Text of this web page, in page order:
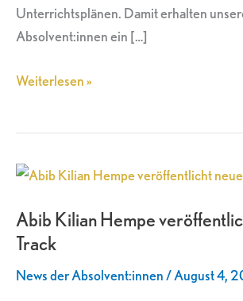
Unterrichtsplänen. Damit erhalten
Absolvent:innen ein […]
Weiterlesen »
Abib Kilian Hempe
Track
News der Absolvent:innen/August 4,
Abib
Hempe
veröffentlicht